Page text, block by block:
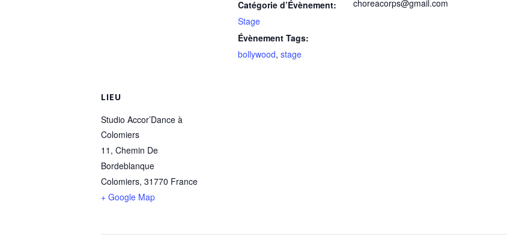
Catégorie d’Évènement:
Stage
Évènement Tags:
bollywood, stage
choreacorps@gmail.com
LIEU
Studio Accor’Dance à
Colomiers
11, Chemin De
Bordeblanque
Colomiers, 31770 France
+ Google Map